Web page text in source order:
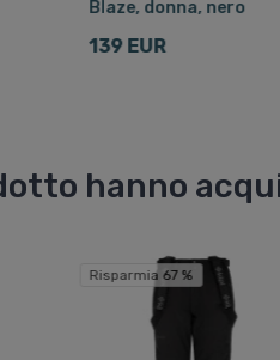
Blaze, donna, nero
139 EUR
hanno
Risparmia 67 %